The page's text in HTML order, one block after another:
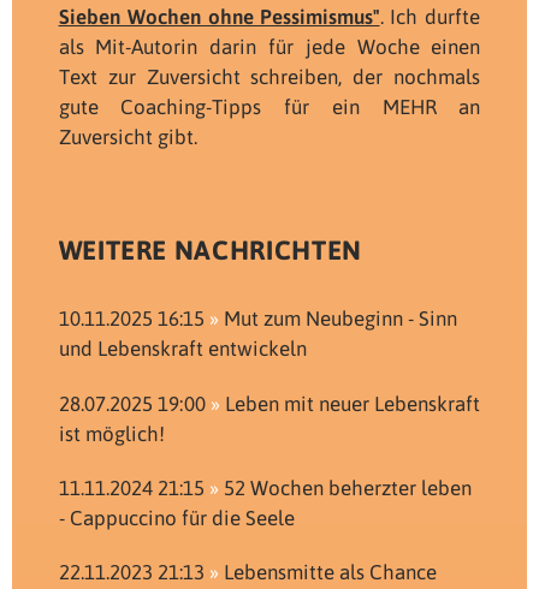
Sieben Wochen ohne Pessimismus". Ich durfte
als Mit-Autorin darin für jede Woche einen
Text zur Zuversicht schreiben, der nochmals
gute Coaching-Tipps für ein MEHR an
Zuversicht gibt.
WEITERE NACHRICHTEN
10.11.2025 16:15
Mut zum Neubeginn - Sinn
und Lebenskraft entwickeln
28.07.2025 19:00
Leben mit neuer Lebenskraft
ist möglich!
11.11.2024 21:15
52 Wochen beherzter leben
- Cappuccino für die Seele
22.11.2023 21:13
Lebensmitte als Chance